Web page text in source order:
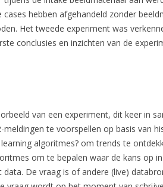
hebben afgehandeld zonder
Het tweede experiment was
conclusies en inzichten van de
van een experiment, dit keer in
te voorspellen op basis van
algoritmes? om trends te
om te bepalen waar de kans op
De vraag is of andere (live)